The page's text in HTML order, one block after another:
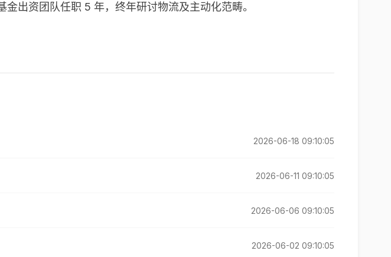
金出资团队任职 5 年，终年研讨物流及主动化范畴。
2026-06-18 09:10:05
2026-06-11 09:10:05
2026-06-06 09:10:05
2026-06-02 09:10:05